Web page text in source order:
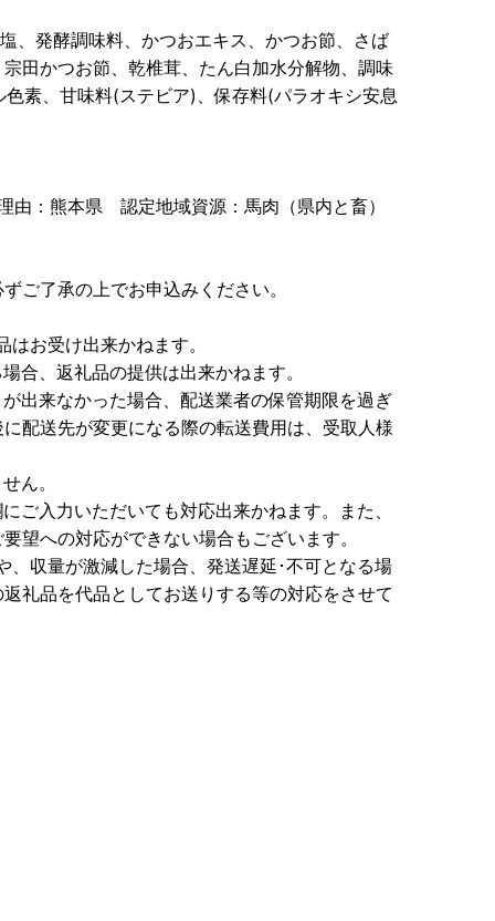
、発酵調味料、かつおエキス、かつお節、さば
田かつお節、乾椎茸、たん白加水分解物、調味
素、甘味料(ステビア)、保存料(パラオキシ安息
：熊本県 認定地域資源：馬肉（県内と畜）
ご了承の上でお申込みください。
お受け出来かねます。
合、返礼品の提供は出来かねます。
出来なかった場合、配送業者の保管期限を過ぎ
配送先が変更になる際の転送費用は、受取人様
ん。
ご入力いただいても対応出来かねます。また、
望への対応ができない場合もございます。
収量が激減した場合、発送遅延･不可となる場
礼品を代品としてお送りする等の対応をさせて